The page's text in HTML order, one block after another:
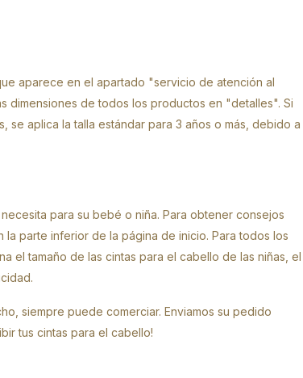
aparece en el apartado "servicio de atención al
dimensiones de todos los productos en "detalles". Si
se aplica la talla estándar para 3 años o más, debido a
para su bebé o niña. Para obtener consejos
parte inferior de la página de inicio. Para todos los
el tamaño de las cintas para el cabello de las niñas, el
siempre puede comerciar. Enviamos su pedido
tus cintas para el cabello!